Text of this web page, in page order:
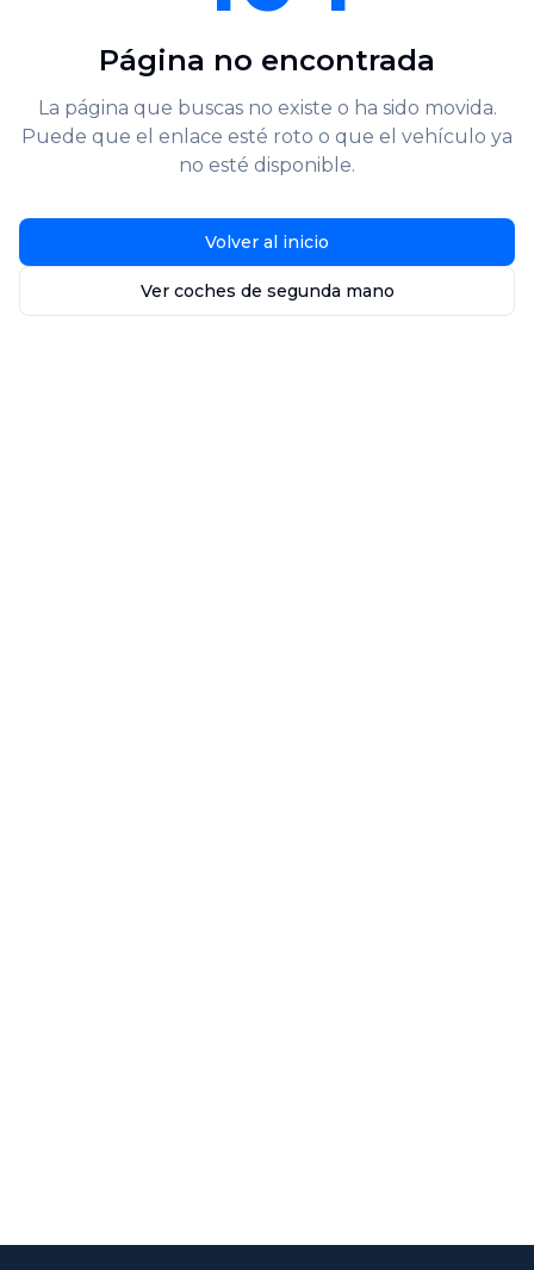
Página no encontrada
La página que buscas no existe o ha sido movida.
Puede que el enlace esté roto o que el vehículo ya
no esté disponible.
Volver al inicio
Ver coches de segunda mano